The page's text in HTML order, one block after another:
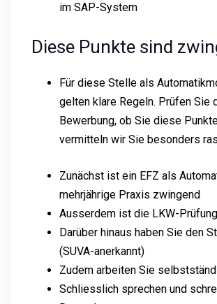
im SAP-System
Diese Punkte sind
Für diese Stelle als
gelten klare Regeln. Prüfen Sie
Bewerbung, ob Sie diese
vermitteln wir Sie besonders
Zunächst ist ein EFZ als
mehrjährige Praxis zwingend
Ausserdem ist die LKW-
Darüber hinaus haben Sie den
(SUVA-anerkannt)
Zudem arbeiten Sie
Schliesslich sprechen und